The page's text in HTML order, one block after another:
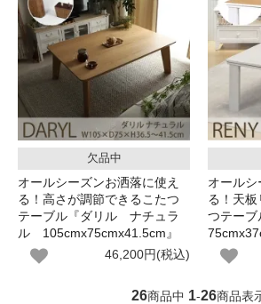
欠品中
オールシーズンお洒落に使え
る！高さが調節できるこたつ
テーブル『ダリル ナチュラ
ル 105cmx75cmx41.5cm』
46,200円(税込)
オールシ
る！天板
つテー
26商品中 1-26商品表